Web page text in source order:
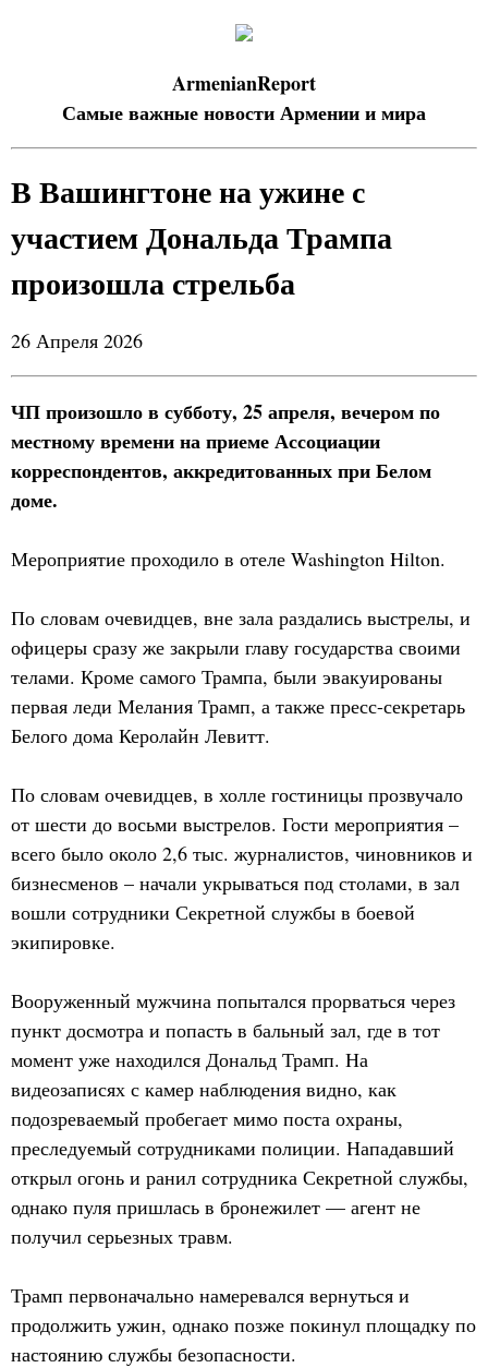
ArmenianReport
Самые важные новости Армении и мира
В Вашингтоне на ужине с
участием Дональда Трампа
произошла стрельба
26 Апреля 2026
ЧП произошло в субботу, 25 апреля, вечером по
местному времени на приеме Ассоциации
корреспондентов, аккредитованных при Белом
доме.
Мероприятие проходило в отеле Washington Hilton.
По словам очевидцев, вне зала раздались выстрелы, и
офицеры сразу же закрыли главу государства своими
телами. Кроме самого Трампа, были эвакуированы
первая леди Мелания Трамп, а также пресс-секретарь
Белого дома Керолайн Левитт.
По словам очевидцев, в холле гостиницы прозвучало
от шести до восьми выстрелов. Гости мероприятия –
всего было около 2,6 тыс. журналистов, чиновников и
бизнесменов – начали укрываться под столами, в зал
вошли сотрудники Секретной службы в боевой
экипировке.
Вооруженный мужчина попытался прорваться через
пункт досмотра и попасть в бальный зал, где в тот
момент уже находился Дональд Трамп. На
видеозаписях с камер наблюдения видно, как
подозреваемый пробегает мимо поста охраны,
преследуемый сотрудниками полиции. Нападавший
открыл огонь и ранил сотрудника Секретной службы,
однако пуля пришлась в бронежилет — агент не
получил серьезных травм.
Трамп первоначально намеревался вернуться и
продолжить ужин, однако позже покинул площадку по
настоянию службы безопасности.